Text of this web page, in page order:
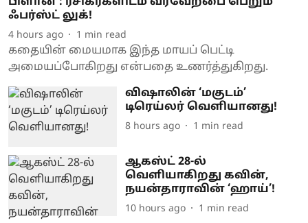
ஃபர்ஸ்ட் லுக்!
4 hours ago 1 min read
கதையின் மையமாக இந்த மாயப் பெட்டி
அமையப்போகிறது என்பதை உணர்த்துகிறது.
விஷாலின் ‘மகுடம்’
டிரெய்லர் வெளியானது!
8 hours ago 1 min read
ஆகஸ்ட் 28-ல்
வெளியாகிறது கவின்,
நயன்தாராவின் ‘ஹாய்’!
10 hours ago 1 min read